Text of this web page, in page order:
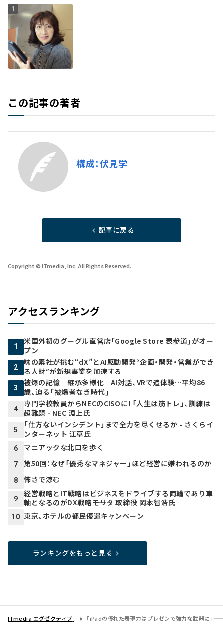
1
この記事の著者
構成：伏見学
記事に戻る
Copyright © ITmedia, Inc. All Rights Reserved.
アクセスランキング
1
米国外初のグーグル直営店「Google Store 表参道」がオー
プン
2
味の素社が挑む“dX”とAI駆動開発――“企画・開発・営業ができ
る人財”が新規事業を加速する
3
被爆の記憶 継承多様化 AI対話、VRで追体験…平均86
歳、迫る「被爆者なき時代」
4
専門学校教員からNECのCISOに! 「人生は筋トレ」、訓練は
超難題 - NEC 淵上氏
5
「仕方ないインシデント」まで全力を尽くせるか - さくらイ
ンターネット 江草氏
6 マニアックな北口を歩く
7 第50回：なぜ「優秀なマネジャー」ほど経営に嫌われるのか
8 怖さで涼む
9
経営戦略とIT戦略はビジネスをドライブする両輪であり車
軸となるのがDX戦略――モリタ 取締役 岡本智浩氏
10 東京、ホテルの都民優遇キャンペーン
ランキングをもっと見る
ITmedia エグゼクティブ 「iPadの優れた表現力はプレゼンで強力な武器に」――